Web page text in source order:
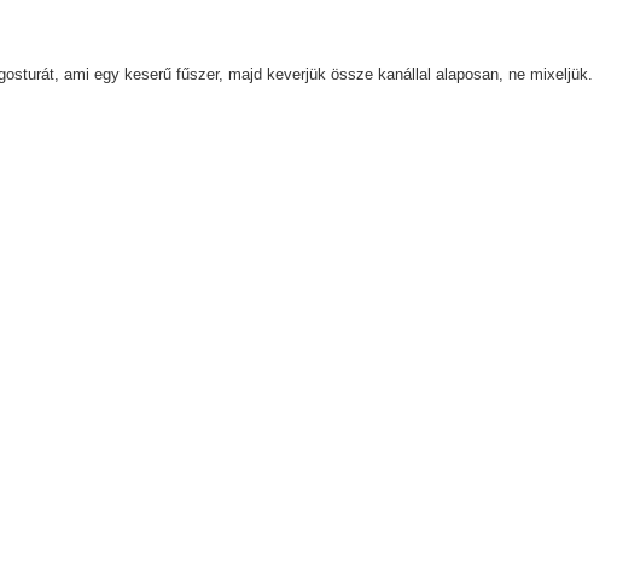
ami egy keserű fűszer, majd keverjük össze kanállal alaposan, ne mixeljük.